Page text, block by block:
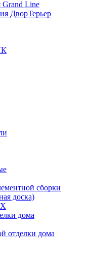
Line
ДворТерьер
сборки
доска)
дома
отделки дома